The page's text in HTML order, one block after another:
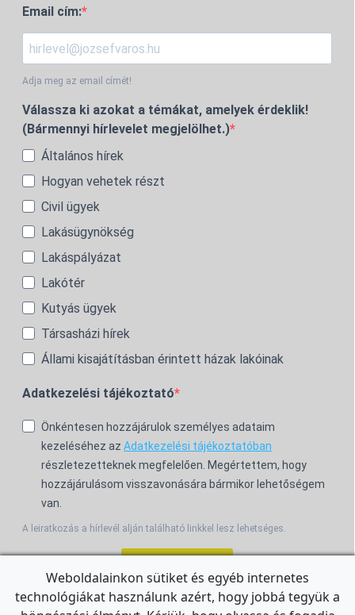
Email cím:
Adja meg az email címét!
Válassza ki azokat a témákat, amelyek érdeklik!
(Bármennyi hírlevelet megjelölhet.)
Általános hírek
Hogyan vehetek részt
Civil ügyek
Lakásügynökség
Lakáspályázat
Lakótér
Kutyás ügyek
Társasházi hírek
Állami kisajátításban érintett házak lakóinak
Adatkezelési tájékoztató
Önkéntesen hozzájárulok személyes adataim
kezeléséhez az Adatkezelési tájékoztatóban
részletezetteknek megfelelően. Megértettem, hogy
hozzájárulásom visszavonására bármikor lehetőségem
van.
A leiratkozás a hírlevél alján található linkkel lesz lehetséges.
For the English Newsletter, clickHERE.
Weboldalainkon sütiket és egyéb internetes
technológiákat használunk azért, hogy jobbá tegyük a